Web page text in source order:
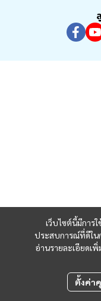
เว็บไซต์นี้มีการ
ประสบการณ์ที่ดีใน
อ่านรายละเอียดเพิ่
ตั้งค่า